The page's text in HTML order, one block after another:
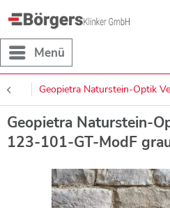
Menü
Geopietra Naturstein-Optik
Geopietra Naturstein-
123-101-GT-ModF